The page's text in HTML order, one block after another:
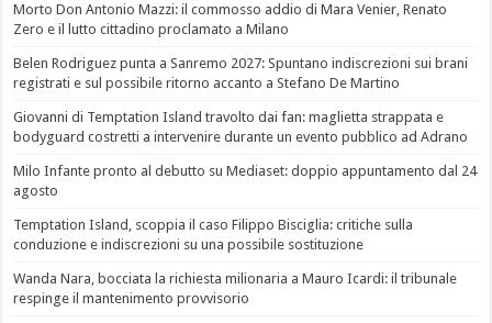
Morto Don Antonio Mazzi: il commosso addio di Mara Venier, Renato
Zero e il lutto cittadino proclamato a Milano
Belen Rodriguez punta a Sanremo 2027: Spuntano indiscrezioni sui brani
registrati e sul possibile ritorno accanto a Stefano De Martino
Giovanni di Temptation Island travolto dai fan: maglietta strappata e
bodyguard costretti a intervenire durante un evento pubblico ad Adrano
Milo Infante pronto al debutto su Mediaset: doppio appuntamento dal 24
agosto
Temptation Island, scoppia il caso Filippo Bisciglia: critiche sulla
conduzione e indiscrezioni su una possibile sostituzione
Wanda Nara, bocciata la richiesta milionaria a Mauro Icardi: il tribunale
respinge il mantenimento provvisorio